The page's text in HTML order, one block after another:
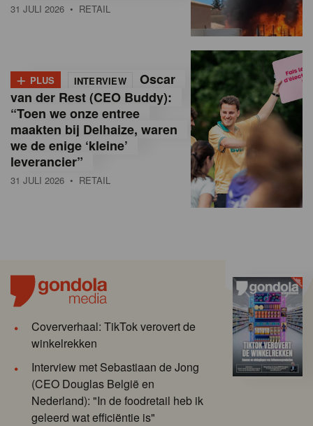
31 JULI 2026 • RETAIL
+ PLUS INTERVIEW
Oscar
van der Rest (CEO Buddy):
“Toen we onze entree
maakten bij Delhaize, waren
we de enige ‘kleine’
leverancier”
31 JULI 2026 • RETAIL
Coververhaal: TikTok verovert de
winkelrekken
Interview met Sebastiaan de Jong
(CEO Douglas België en
Nederland): "In de foodretail heb ik
geleerd wat efficiëntie is"